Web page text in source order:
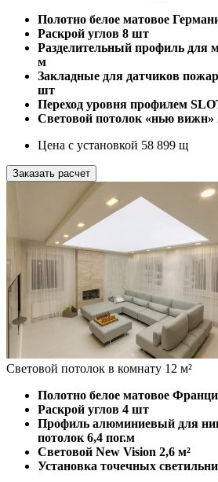
Полотно белое матовое
Раскрой углов 8 шт
Разделительный профиль для
м
Закладные для датчиков
шт
Переход уровня профилем
Световой потолок «нью вижн»
Цена с установкой 58 899 щ
Заказать расчет
Световой потолок в комнату 12 м²
Полотно белое матовое
Раскрой углов 4 шт
Профиль алюминиевый для
потолок 6,4 пог.м
Световой New Vision 2,6 м²
Установка точечных